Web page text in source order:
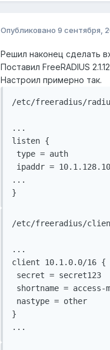
Опубликовано 9 сентября,
Решил наконец сделать
Поставил FreeRADIUS
Настроил примерно так.
/etc/freeradius/
...
listen {
type = auth
ipaddr =
...
/etc/freeradius/
...
secret = secret123
shortname = access-
nastype = other
}